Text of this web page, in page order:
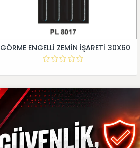
GÖRME ENGELLİ ZEMİN İŞARETİ 30X60